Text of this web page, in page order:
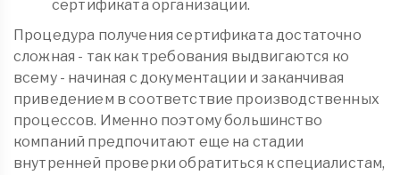
сертификата организации.
Процедура получения сертификата достаточно
сложная - так как требования выдвигаются ко
всему - начиная с документации и заканчивая
приведением в соответствие производственных
процессов. Именно поэтому большинство
компаний предпочитают еще на стадии
внутренней проверки обратиться к специалистам,